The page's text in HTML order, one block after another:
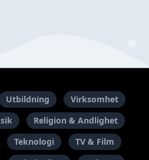
Utbildning
Virksomhet
Religion & Andlighet
Teknologi
TV & Film